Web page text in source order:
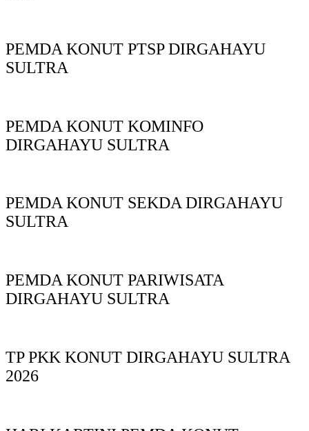
PEMDA KONUT PTSP DIRGAHAYU
SULTRA
PEMDA KONUT KOMINFO
DIRGAHAYU SULTRA
PEMDA KONUT SEKDA DIRGAHAYU
SULTRA
PEMDA KONUT PARIWISATA
DIRGAHAYU SULTRA
TP PKK KONUT DIRGAHAYU SULTRA
2026